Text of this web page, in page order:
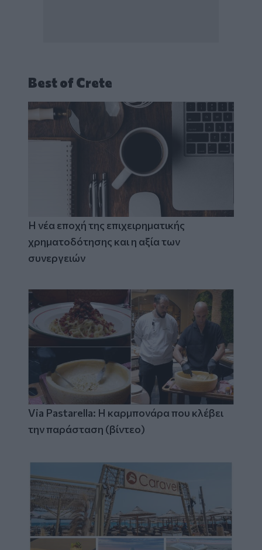
Best of Crete
Η νέα εποχή της επιχειρηματικής
χρηματοδότησης και η αξία των
συνεργειών
Via Pastarella: Η καρμπονάρα που κλέβει
την παράσταση (βίντεο)